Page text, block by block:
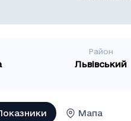
Район
Львівський
Мапа